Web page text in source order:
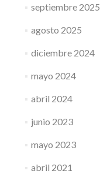
septiembre 2025
agosto 2025
diciembre 2024
mayo 2024
abril 2024
junio 2023
mayo 2023
abril 2021